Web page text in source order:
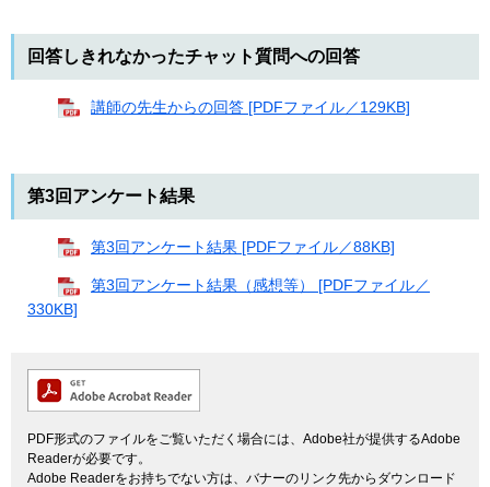
回答しきれなかったチャット質問への回答
講師の先生からの回答 [PDFファイル／129KB]
第3回アンケート結果
第3回アンケート結果 [PDFファイル／88KB]
第3回アンケート結果（感想等） [PDFファイル／
330KB]
PDF形式のファイルをご覧いただく場合には、Adobe社が提供するAdobe
Readerが必要です。
Adobe Readerをお持ちでない方は、バナーのリンク先からダウンロード